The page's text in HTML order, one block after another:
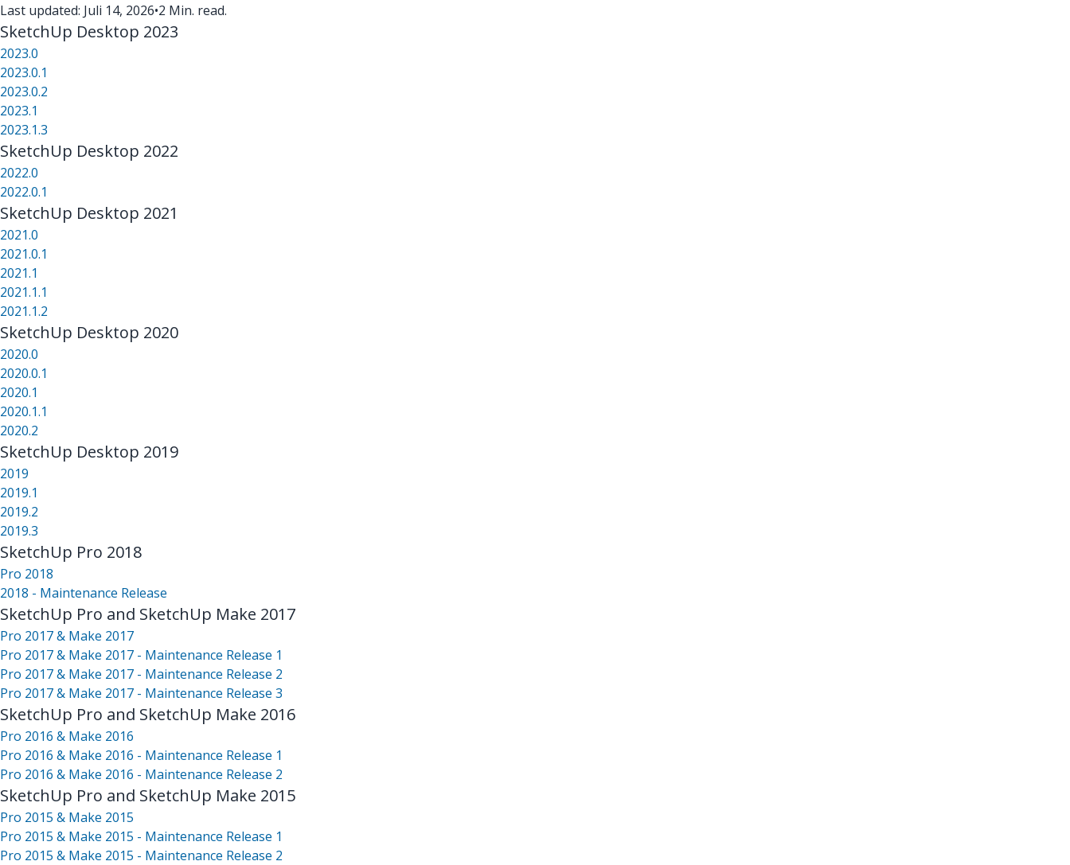
Last updated: Juli 14, 2026•2 Min. read.
SketchUp Desktop 2023
2023.0
2023.0.1
2023.0.2
2023.1
2023.1.3
SketchUp Desktop 2022
2022.0
2022.0.1
SketchUp Desktop 2021
2021.0
2021.0.1
2021.1
2021.1.1
2021.1.2
SketchUp Desktop 2020
2020.0
2020.0.1
2020.1
2020.1.1
2020.2
SketchUp Desktop 2019
2019
2019.1
2019.2
2019.3
SketchUp Pro 2018
Pro 2018
2018 - Maintenance Release
SketchUp Pro and SketchUp Make 2017
Pro 2017 & Make 2017
Pro 2017 & Make 2017 - Maintenance Release 1
Pro 2017 & Make 2017 - Maintenance Release 2
Pro 2017 & Make 2017 - Maintenance Release 3
SketchUp Pro and SketchUp Make 2016
Pro 2016 & Make 2016
Pro 2016 & Make 2016 - Maintenance Release 1
Pro 2016 & Make 2016 - Maintenance Release 2
SketchUp Pro and SketchUp Make 2015
Pro 2015 & Make 2015
Pro 2015 & Make 2015 - Maintenance Release 1
Pro 2015 & Make 2015 - Maintenance Release 2